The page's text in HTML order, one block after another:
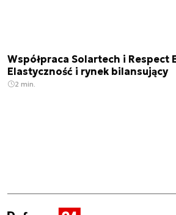
Współpraca Solartech i Respect
Elastyczność i rynek bilansujący
2 min.